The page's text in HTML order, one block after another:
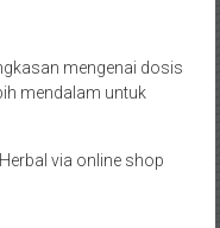
mengenai dosis
mendalam untuk
via online shop